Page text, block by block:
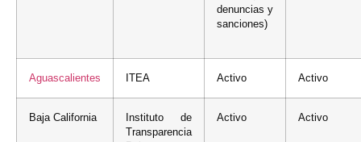
denuncias y
sanciones)
Aguascalientes ITEA Activo Activo
Baja California
Instituto de
Transparencia
Activo Activo